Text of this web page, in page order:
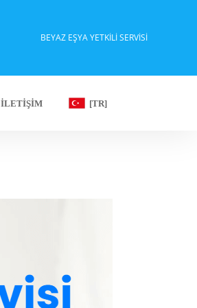
BEYAZ EŞYA YETKILI SERVISI
İLETIŞIM [TR]